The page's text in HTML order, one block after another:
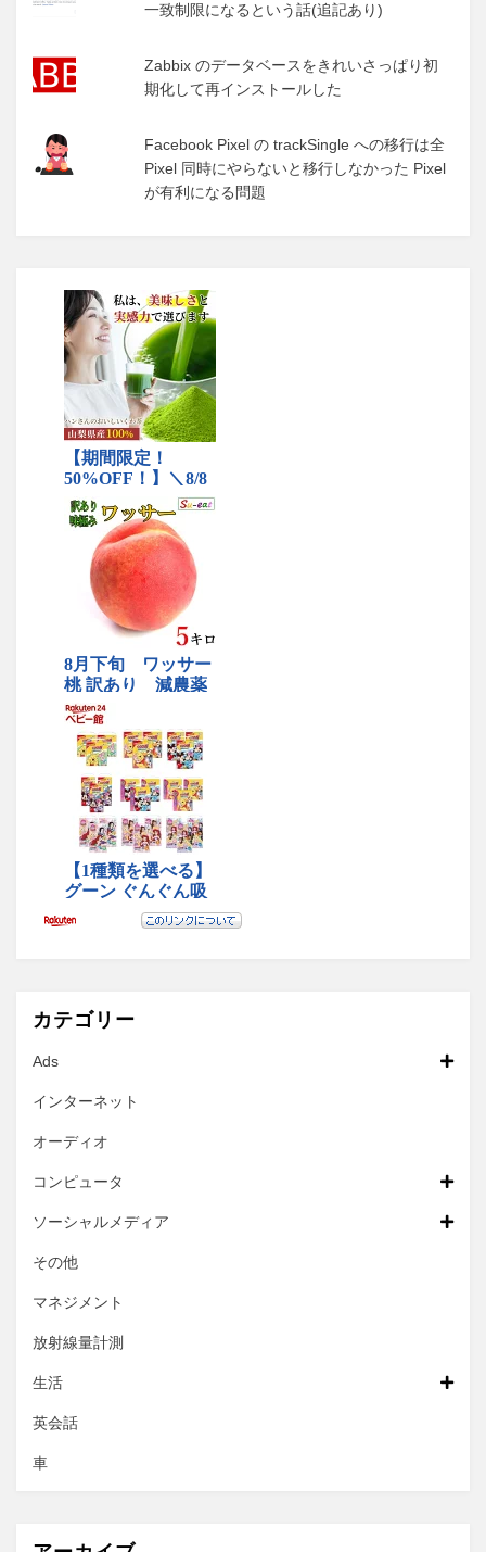
一致制限になるという話(追記あり)
Zabbix のデータベースをきれいさっぱり初
期化して再インストールした
Facebook Pixel の trackSingle への移行は全
Pixel 同時にやらないと移行しなかった Pixel
が有利になる問題
カテゴリー
Ads
インターネット
オーディオ
コンピュータ
ソーシャルメディア
その他
マネジメント
放射線量計測
生活
英会話
車